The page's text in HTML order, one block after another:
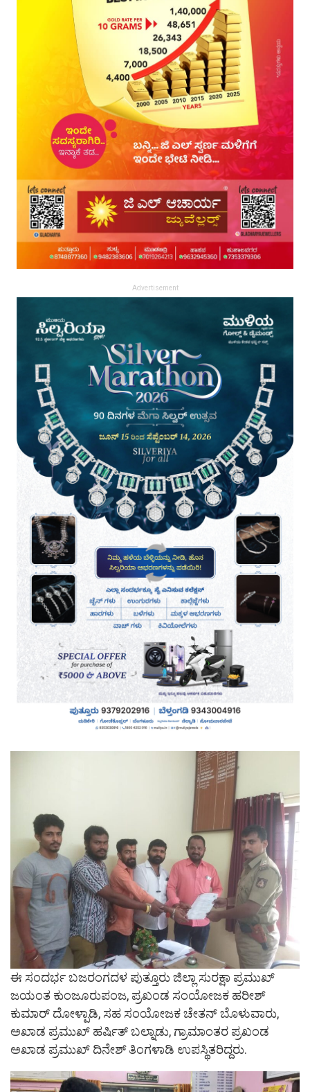
Advertisement
ಈ ಸಂದರ್ಭ ಬಜರಂಗದಳ ಪುತ್ತೂರು ಜಿಲ್ಲಾ ಸುರಕ್ಷಾ ಪ್ರಮುಖ್
ಜಯಂತ ಕುಂಜೂರುಪಂಜ, ಪ್ರಖಂಡ ಸಂಯೋಜಕ ಹರೀಶ್
ಕುಮಾರ್ ದೋಳ್ಪಾಡಿ, ಸಹ ಸಂಯೋಜಕ ಚೇತನ್ ಬೊಳುವಾರು,
ಅಖಾಡ ಪ್ರಮುಖ್ ಹರ್ಷಿತ್ ಬಲ್ನಾಡು, ಗ್ರಾಮಾಂತರ ಪ್ರಖಂಡ
ಅಖಾಡ ಪ್ರಮುಖ್ ದಿನೇಶ್ ತಿಂಗಳಾಡಿ ಉಪಸ್ಥಿತರಿದ್ದರು.